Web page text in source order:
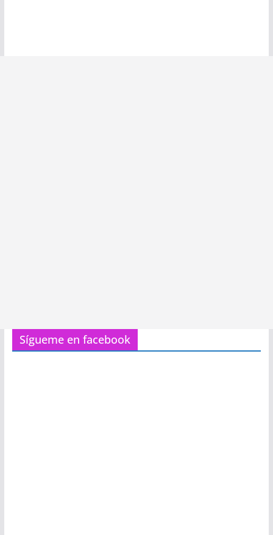
Sígueme en facebook